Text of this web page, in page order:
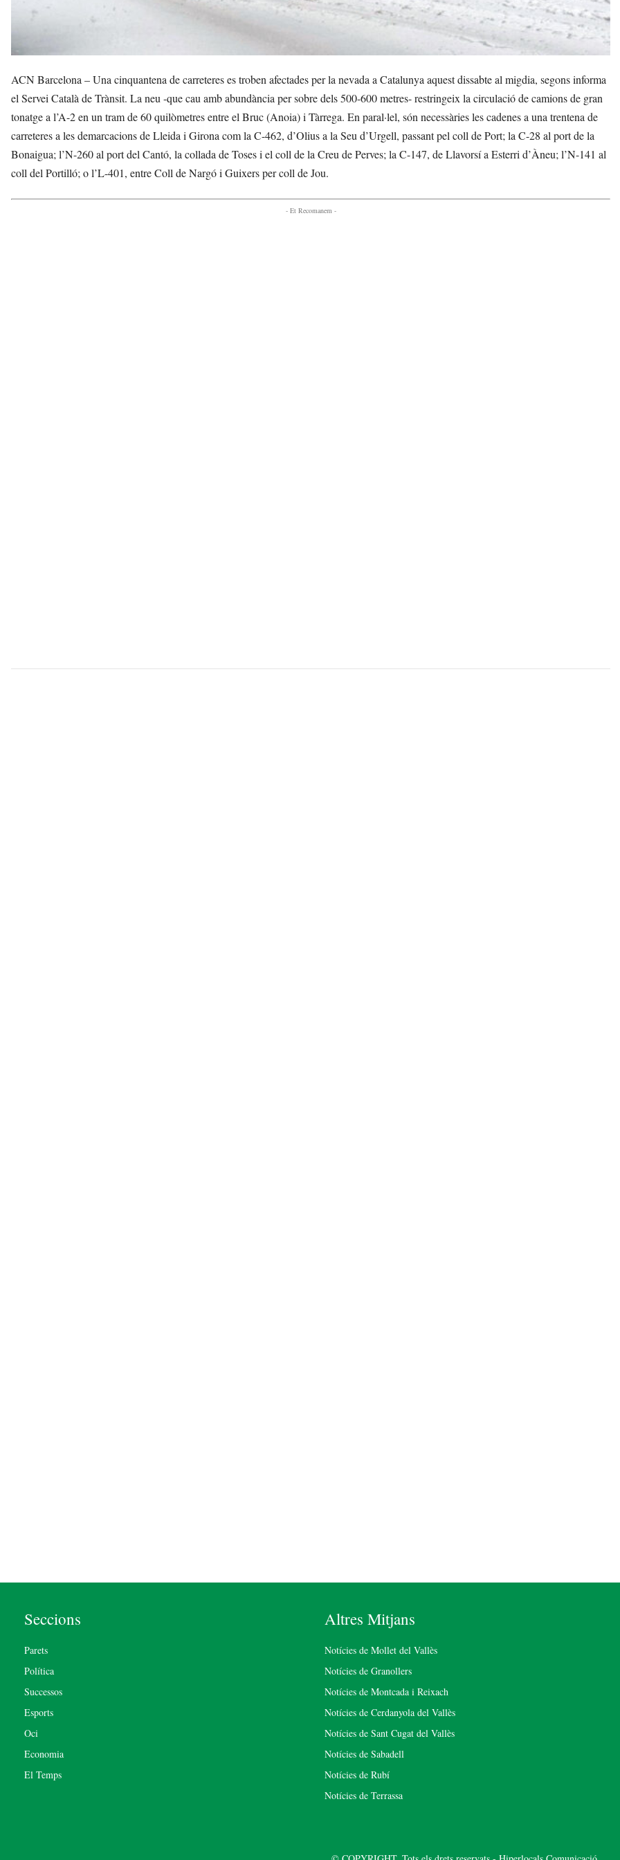
ACN Barcelona – Una cinquantena de carreteres es troben afectades per la nevada a Catalunya aquest dissabte al migdia, segons informa
el Servei Català de Trànsit. La neu -que cau amb abundància per sobre dels 500-600 metres- restringeix la circulació de camions de gran
tonatge a l’A-2 en un tram de 60 quilòmetres entre el Bruc (Anoia) i Tàrrega. En paral·lel, són necessàries les cadenes a una trentena de
carreteres a les demarcacions de Lleida i Girona com la C-462, d’Olius a la Seu d’Urgell, passant pel coll de Port; la C-28 al port de la
Bonaigua; l’N-260 al port del Cantó, la collada de Toses i el coll de la Creu de Perves; la C-147, de Llavorsí a Esterri d’Àneu; l’N-141 al
coll del Portilló; o l’L-401, entre Coll de Nargó i Guixers per coll de Jou.
- Et Recomanem -
Seccions
Parets
Política
Successos
Esports
Oci
Economia
El Temps
Altres Mitjans
Notícies de Mollet del Vallès
Notícies de Granollers
Notícies de Montcada i Reixach
Notícies de Cerdanyola del Vallès
Notícies de Sant Cugat del Vallès
Notícies de Sabadell
Notícies de Rubí
Notícies de Terrassa